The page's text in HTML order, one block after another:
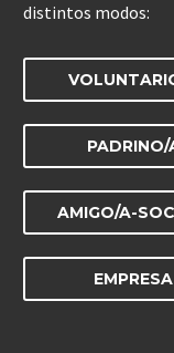
distintos modos:
PADRINO/
AMIGO/A-
EMPRESA